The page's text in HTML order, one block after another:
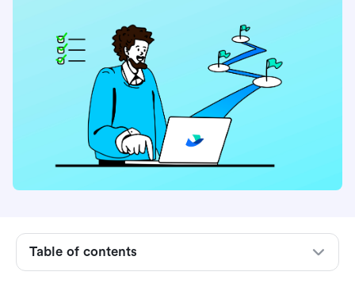
Table of contents
Comprendiendo la gestión de proyectos